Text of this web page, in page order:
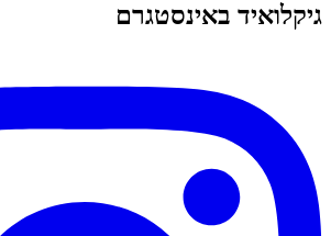
גיקלואיד באינסטגרם